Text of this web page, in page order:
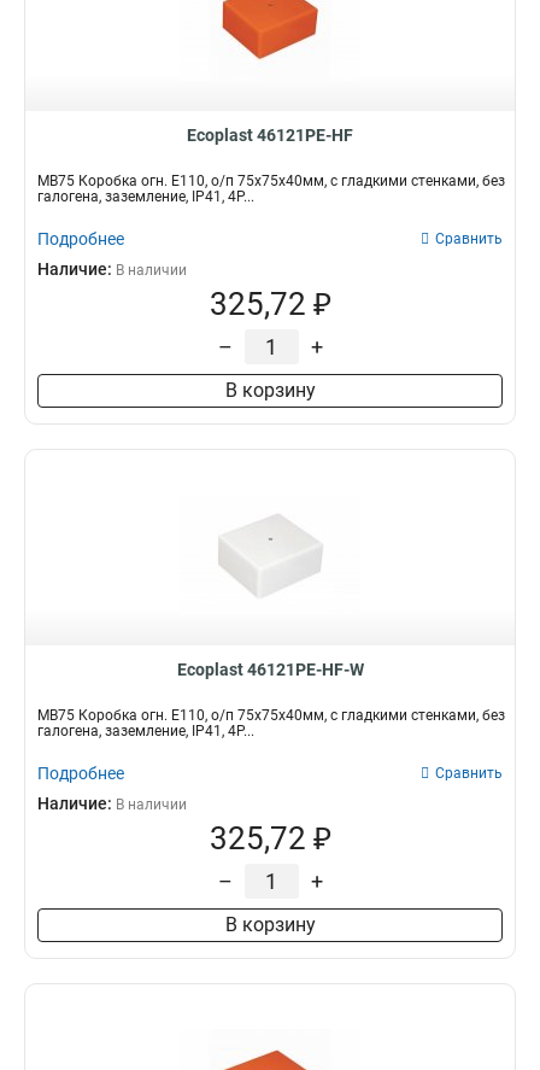
Ecoplast 46121PE-HF
MB75 Коробка огн. E110, о/п 75х75х40мм, с гладкими стенками, без
галогена, заземление, IP41, 4P...
Подробнее Сравнить
Наличие: В наличии
325,72 ₽
– +
В корзину
Ecoplast 46121PE-HF-W
MB75 Коробка огн. E110, о/п 75х75х40мм, с гладкими стенками, без
галогена, заземление, IP41, 4P...
Подробнее Сравнить
Наличие: В наличии
325,72 ₽
– +
В корзину